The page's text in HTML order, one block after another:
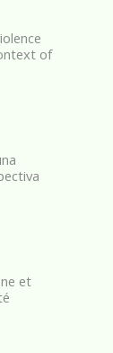
of
et